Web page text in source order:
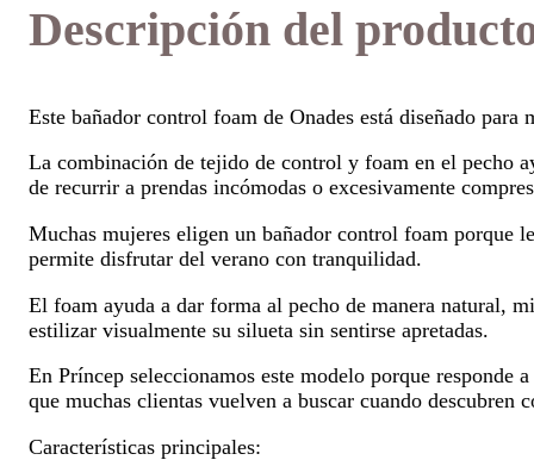
Descripción del
Este bañador control foam de Onades está diseñado
La combinación de tejido de control y foam en el pecho
de recurrir a prendas incómodas o excesivamente
Muchas mujeres eligen un bañador control foam porque
permite disfrutar del verano con tranquilidad.
El foam ayuda a dar forma al pecho de manera natural,
estilizar visualmente su silueta sin sentirse apretadas.
En Príncep seleccionamos este modelo porque responde
que muchas clientas vuelven a buscar cuando descubren
Características principales: